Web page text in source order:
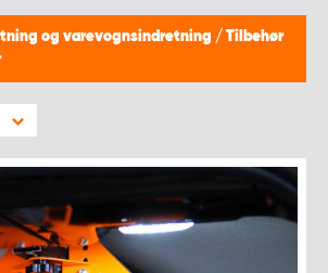
og varevognsindretning / Tilbehør